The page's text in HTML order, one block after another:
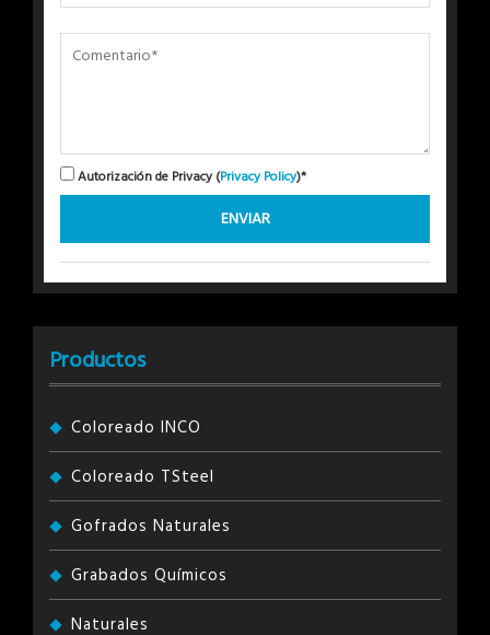
Autorización de Privacy (Privacy Policy)*
Productos
Coloreado INCO
Coloreado TSteel
Gofrados Naturales
Grabados Químicos
Naturales